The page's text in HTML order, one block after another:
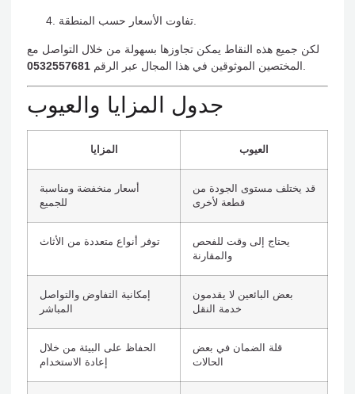
لكن جميع هذه النقاط يمكن تجاوزها بسهولة من خلال التواصل مع
المختصين الموثوقين في هذا المجال عبر الرقم 0532557681
جدول المزايا والعيوب
المزايا العيوب
أسعار منخفضة ومناسبة
للجميع
قد يختلف مستوى الجودة من
قطعة لأخرى
توفر أنواع متعددة من الأثاث
يحتاج إلى وقت للفحص
والمقارنة
إمكانية التفاوض والتواصل
المباشر
بعض البائعين لا يقدمون
خدمة النقل
الحفاظ على البيئة من خلال
إعادة الاستخدام
قلة الضمان في بعض
الحالات